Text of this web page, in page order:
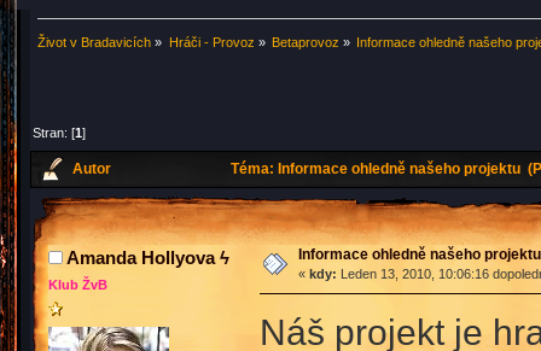
Život v Bradavicích » Hráči - Provoz » Betaprovoz » Informace ohledně našeho
Stran: [1]
Autor Téma: Informace ohledně našeho projektu
Amanda Hollyova ϟ
Klub ŽvB
Informace ohledně našeho projektu
« kdy: Leden 13, 2010, 10:06:16
Náš projekt je